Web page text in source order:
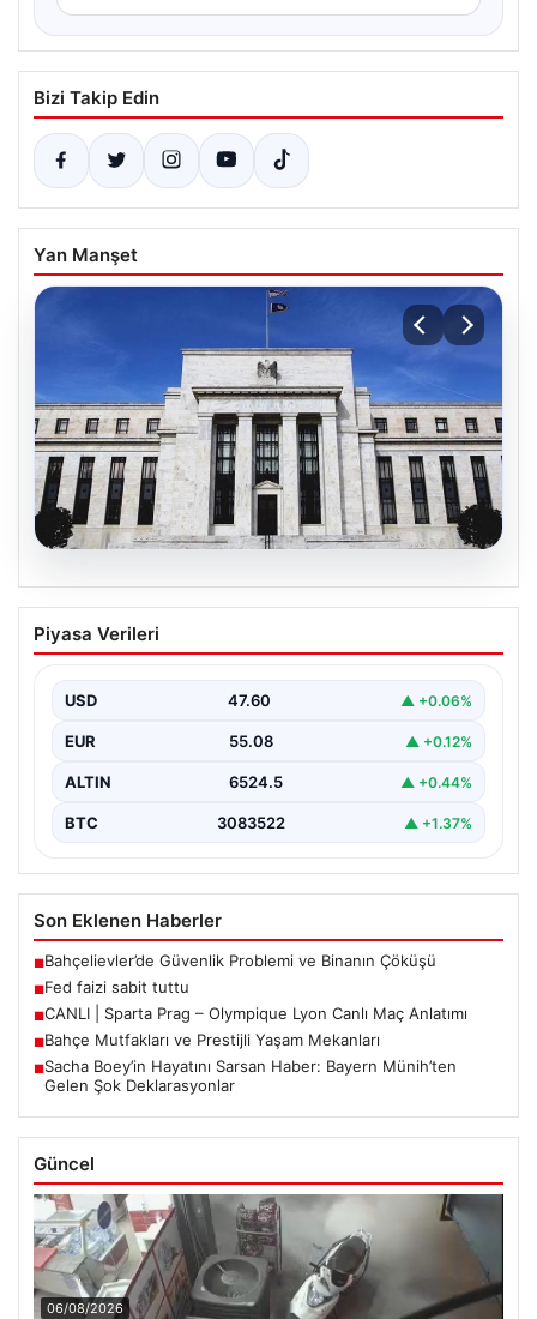
Bizi Takip Edin
Yan Manşet
05.08.2026
Fed faizi sabit tuttu
Piyasa Verileri
USD 47.60 ▲ +0.06%
EUR 55.08 ▲ +0.12%
ALTIN 6524.5 ▲ +0.44%
BTC 3083522 ▲ +1.37%
Son Eklenen Haberler
■Bahçelievler’de Güvenlik Problemi ve Binanın Çöküşü
■Fed faizi sabit tuttu
■CANLI | Sparta Prag – Olympique Lyon Canlı Maç Anlatımı
■Bahçe Mutfakları ve Prestijli Yaşam Mekanları
■Sacha Boey’in Hayatını Sarsan Haber: Bayern Münih’ten
Gelen Şok Deklarasyonlar
Güncel
06/08/2026